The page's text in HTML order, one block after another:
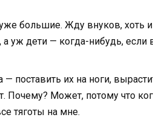
большие. Жду внуков,
уж дети — когда-нибудь, если
— поставить их на ноги,
Почему? Может, потому что
тяготы на мне.